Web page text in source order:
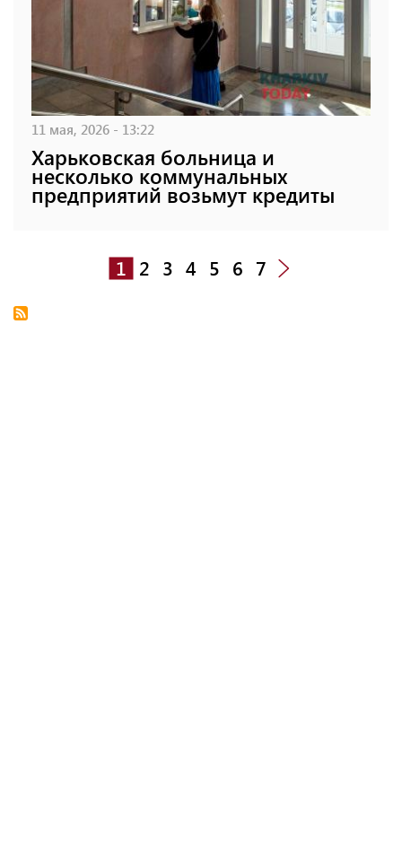
11 мая, 2026 - 13:22
Харьковская больница и
несколько коммунальных
предприятий возьмут кредиты
1 2 3 4 5 6 7